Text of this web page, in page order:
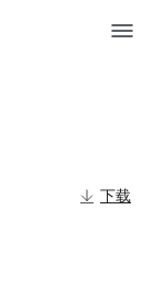
下载